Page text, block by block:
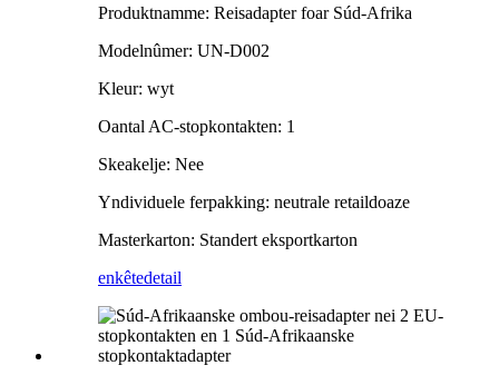
Produktnamme: Reisadapter foar Súd-Afrika
Modelnûmer: UN-D002
Kleur: wyt
Oantal AC-stopkontakten: 1
Skeakelje: Nee
Yndividuele ferpakking: neutrale retaildoaze
Masterkarton: Standert eksportkarton
enkêtedetail